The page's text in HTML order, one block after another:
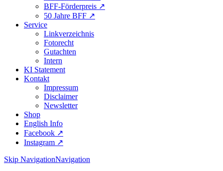
BFF-Förderpreis ↗︎
50 Jahre BFF ↗︎
Service
Linkverzeichnis
Fotorecht
Gutachten
Intern
KI Statement
Kontakt
Impressum
Disclaimer
Newsletter
Shop
English Info
Facebook ↗︎
Instagram ↗︎
Skip NavigationNavigation